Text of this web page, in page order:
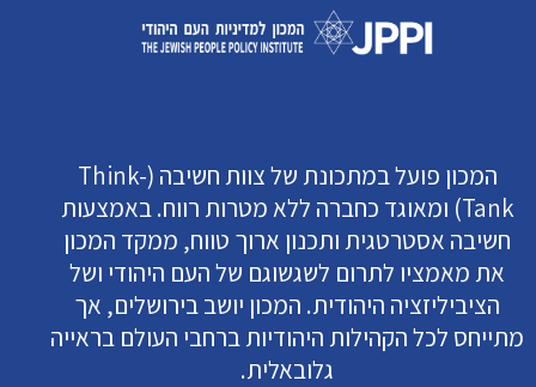
המכון פועל במתכונת של צוות חשיבה (Think-
Tank) ומאוגד כחברה ללא מטרות רווח. באמצעות
חשיבה אסטרטגית ותכנון ארוך טווח, ממקד המכון
את מאמציו לתרום לשגשוגם של העם היהודי ושל
הציביליזציה היהודית. המכון יושב בירושלים, אך
מתייחס לכל הקהילות היהודיות ברחבי העולם בראייה
גלובאלית.